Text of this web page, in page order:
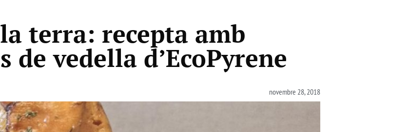
terra: recepta amb
de vedella d’EcoPyrene
novembre 28, 2018